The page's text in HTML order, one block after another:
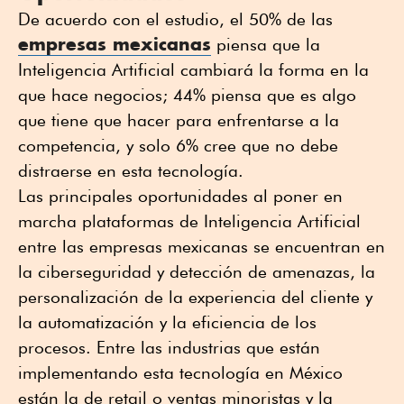
De acuerdo con el estudio, el 50% de las
empresas mexicanas piensa que la
Inteligencia Artificial cambiará la forma en la
que hace negocios; 44% piensa que es algo
que tiene que hacer para enfrentarse a la
competencia, y solo 6% cree que no debe
distraerse en esta tecnología.
Las principales oportunidades al poner en
marcha plataformas de Inteligencia Artificial
entre las empresas mexicanas se encuentran en
la ciberseguridad y detección de amenazas, la
personalización de la experiencia del cliente y
la automatización y la eficiencia de los
procesos. Entre las industrias que están
implementando esta tecnología en México
están la de retail o ventas minoristas y la